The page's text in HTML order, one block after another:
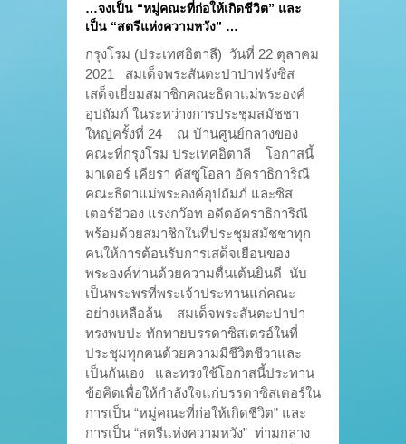
…จงเป็น “หมู่คณะที่ก่อให้เกิดชีวิต” และ
เป็น “สตรีแห่งความหวัง” …
กรุงโรม (ประเทศอิตาลี) วันที่ 22 ตุลาคม
2021 สมเด็จพระสันตะปาปาฟรังซิส
เสด็จเยี่ยมสมาชิกคณะธิดาแม่พระองค์
อุปถัมภ์ ในระหว่างการประชุมสมัชชา
ใหญ่ครั้งที่ 24 ณ บ้านศูนย์กลางของ
คณะที่กรุงโรม ประเทศอิตาลี โอกาสนี้
มาเดอร์ เคียรา คัสซูโอลา อัคราธิการิณี
คณะธิดาแม่พระองค์อุปถัมภ์ และซิส
เตอร์อีวอง แรงกว๊อท อดีตอัคราธิการิณี
พร้อมด้วยสมาชิกในที่ประชุมสมัชชาทุก
คนให้การต้อนรับการเสด็จเยือนของ
พระองค์ท่านด้วยความตื่นเต้นยินดี นับ
เป็นพระพรที่พระเจ้าประทานแก่คณะ
อย่างเหลือล้น สมเด็จพระสันตะปาปา
ทรงพบปะ ทักทายบรรดาซิสเตรอ์ในที่
ประชุมทุกคนด้วยความมีชีวิตชีวาและ
เป็นกันเอง และทรงใช้โอกาสนี้ประทาน
ข้อคิดเพื่อให้กำลังใจแก่บรรดาซิสเตอร์ใน
การเป็น “หมู่คณะที่ก่อให้เกิดชีวิต” และ
การเป็น “สตรีแห่งความหวัง” ท่ามกลาง